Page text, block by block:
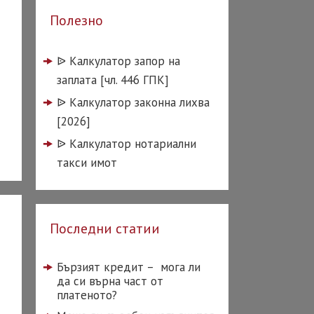
Полезно
ᐉ️ Калкулатор запор на
заплата [чл. 446 ГПК]
ᐉ️ Калкулатор законна лихва
[2026]
ᐉ️ Калкулатор нотариални
такси имот
Последни статии
Бързият кредит – мога ли
да си върна част от
платеното?